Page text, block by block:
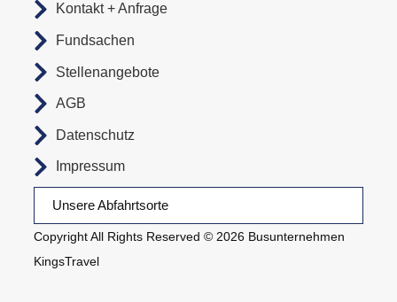
Copyright All Rights Reserved © 2026 Busunternehmen
KingsTravel
Unsere Abfahrtsorte
Kontakt + Anfrage
Fundsachen
Stellenangebote
AGB
Datenschutz
Impressum